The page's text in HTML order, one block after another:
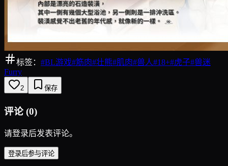
标签： #BL游戏#筋肉#壮熊#肌肉#兽人#18+#虎子#兽迷
Furry
2 保存
评论 (0)
请登录后发表评论。
登录后参与评论